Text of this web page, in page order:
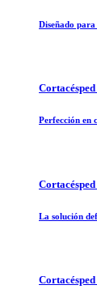
Diseñado
Perfección en
La solución